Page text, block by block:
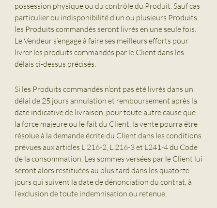
possession physique ou du contrôle du Produit. Sauf cas
particulier ou indisponibilité d’un ou plusieurs Produits,
les Produits commandés seront livrés en une seule fois.
Le Vendeur s’engage à faire ses meilleurs efforts pour
livrer les produits commandés par le Client dans les
délais ci-dessus précisés.
Si les Produits commandés n’ont pas été livrés dans un
délai de 25 jours annulation et remboursement après la
date indicative de livraison, pour toute autre cause que
la force majeure ou le fait du Client, la vente pourra être
résolue à la demande écrite du Client dans les conditions
prévues aux articles L 216-2, L 216-3 et L241-4 du Code
de la consommation. Les sommes versées par le Client lui
seront alors restituées au plus tard dans les quatorze
jours qui suivent la date de dénonciation du contrat, à
l’exclusion de toute indemnisation ou retenue.